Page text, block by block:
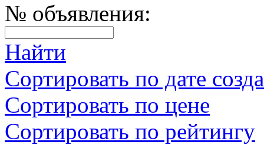
№ объявления:
Найти
Сортировать по дате
Сортировать по цене
Сортировать по рейтингу